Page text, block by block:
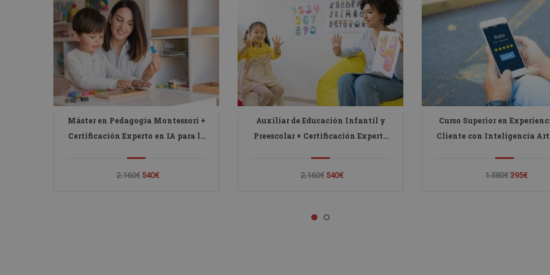
Máster en Pedagogía Montessori +
Certificación Experto en IA para la
2.160€ 540€
Auxiliar de Educación Infantil y
Preescolar + Certificación Experto
2.160€ 540€
Curso Superior en
Cliente con Inteligencia
1.580€ 395€